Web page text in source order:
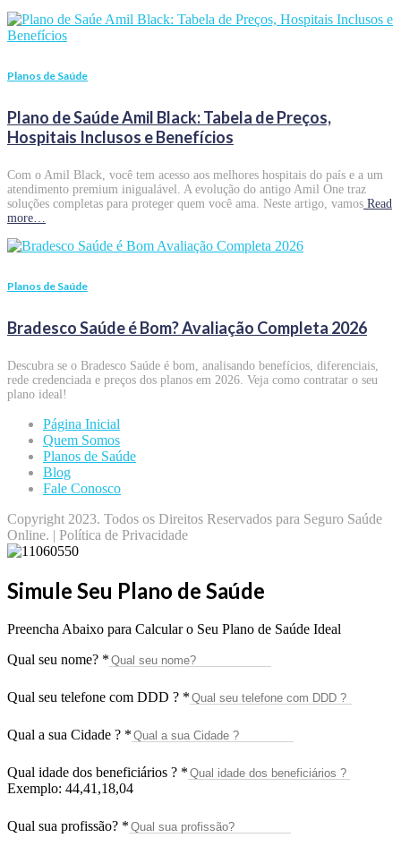
Planos de Saúde
Plano de Saúde Amil Black: Tabela de Preços,
Hospitais Inclusos e Benefícios
Com o Amil Black, você tem acesso aos melhores hospitais do país e a um
atendimento premium inigualável. A evolução do antigo Amil One traz
soluções completas para proteger quem você ama. Neste artigo, vamos Read
more…
Planos de Saúde
Bradesco Saúde é Bom? Avaliação Completa 2026
Descubra se o Bradesco Saúde é bom, analisando benefícios, diferenciais,
rede credenciada e preços dos planos em 2026. Veja como contratar o seu
plano ideal!
Página Inicial
Quem Somos
Planos de Saúde
Blog
Fale Conosco
Copyright 2023. Todos os Direitos Reservados para Seguro Saúde
Online. | Política de Privacidade
Simule Seu Plano de Saúde
Preencha Abaixo para Calcular o Seu Plano de Saúde Ideal
Qual seu nome? *
Qual seu telefone com DDD ? *
Qual a sua Cidade ? *
Qual idade dos beneficiários ? *
Exemplo: 44,41,18,04
Qual sua profissão? *